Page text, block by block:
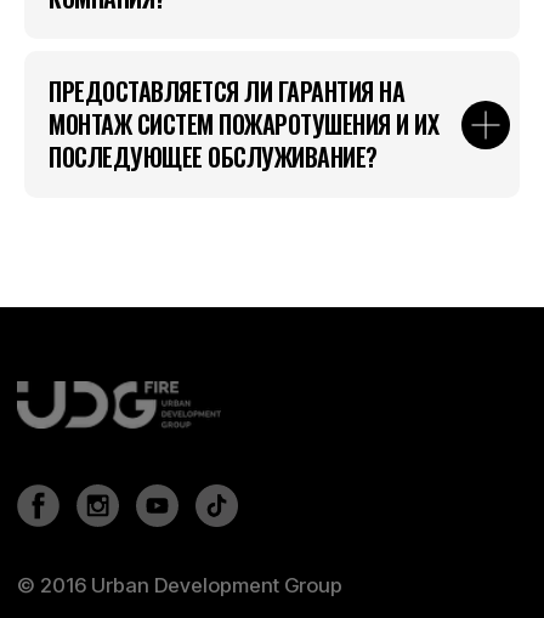
ПРЕДОСТАВЛЯЕТСЯ ЛИ ГАРАНТИЯ НА
МОНТАЖ СИСТЕМ ПОЖАРОТУШЕНИЯ И ИХ
ПОСЛЕДУЮЩЕЕ ОБСЛУЖИВАНИЕ?